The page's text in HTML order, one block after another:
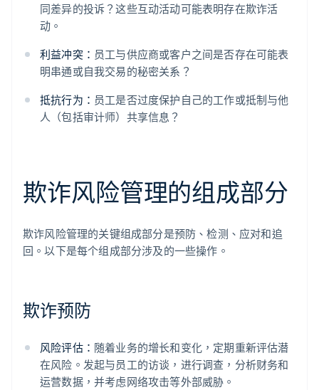
同差异的投诉？这些互动活动可能表明存在欺诈活
动。
利益冲突： 员工与供应商或客户之间是否存在可能表
明串通或自我交易的秘密关系？
抵抗行为： 员工是否过度保护自己的工作或抵制与他
人（包括审计师）共享信息？
欺诈风险管理的组成部分
欺诈风险管理的关键组成部分是预防、检测、应对和追
回。以下是每个组成部分涉及的一些操作。
欺诈预防
风险评估： 随着业务的增长和变化，定期重新评估潜
在风险。发起与员工的访谈，进行调查，分析财务和
运营数据，并考虑网络攻击等外部威胁。